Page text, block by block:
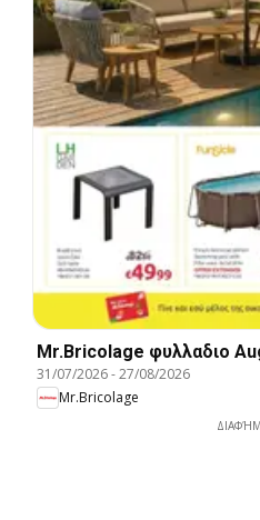
Mr.Bricolage φυλλαδιο
31/07/2026-27/08/2026
Mr.Bricolage